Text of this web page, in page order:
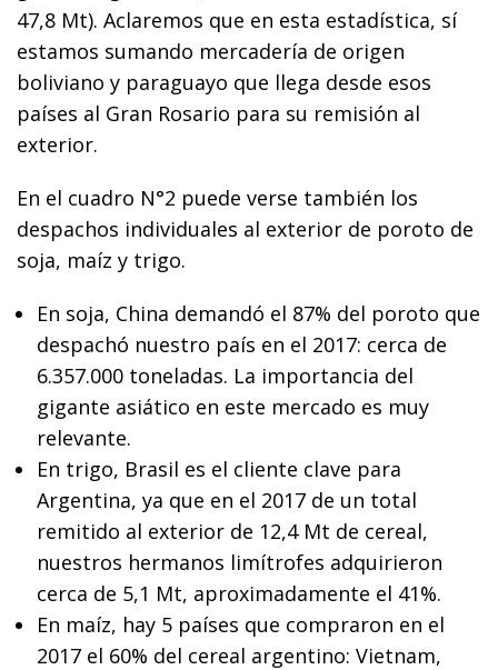
47,8 Mt). Aclaremos que en esta estadística, sí
estamos sumando mercadería de origen
boliviano y paraguayo que llega desde esos
países al Gran Rosario para su remisión al
exterior.
En el cuadro N°2 puede verse también los
despachos individuales al exterior de poroto de
soja, maíz y trigo.
En soja, China demandó el 87% del poroto que
despachó nuestro país en el 2017: cerca de
6.357.000 toneladas. La importancia del
gigante asiático en este mercado es muy
relevante.
En trigo, Brasil es el cliente clave para
Argentina, ya que en el 2017 de un total
remitido al exterior de 12,4 Mt de cereal,
nuestros hermanos limítrofes adquirieron
cerca de 5,1 Mt, aproximadamente el 41%.
En maíz, hay 5 países que compraron en el
2017 el 60% del cereal argentino: Vietnam,